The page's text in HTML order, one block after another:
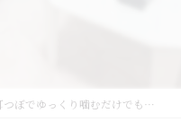
でゆっくり噛むだけでも満足感が変わる大阪府大阪市都島区内代町のダイエットサポート法